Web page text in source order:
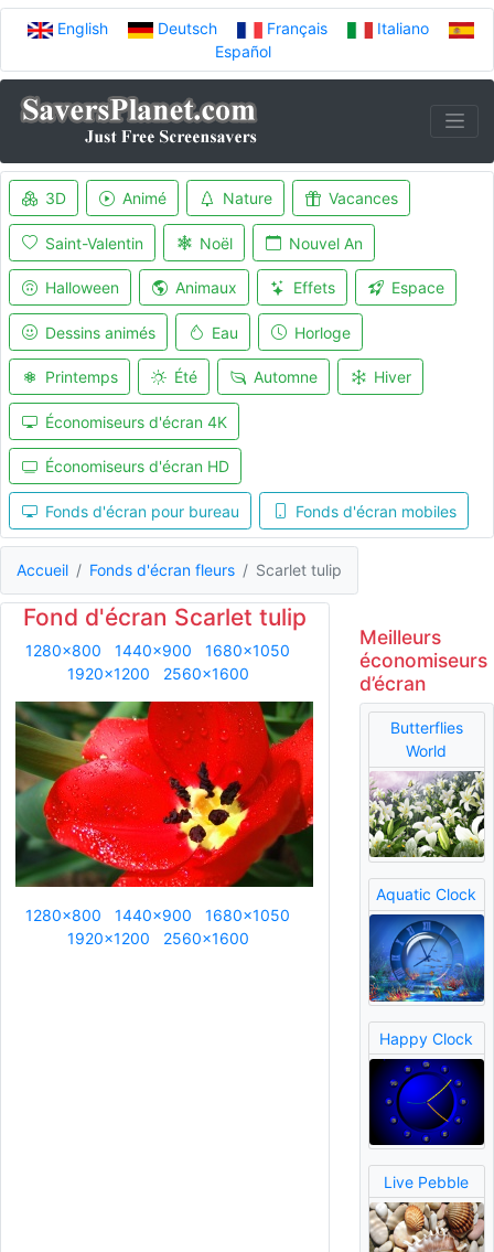
English Deutsch Français
Italiano
Español
3D Animé Nature Vacances
Saint-Valentin Noël Nouvel An
Halloween Animaux Effets Espace
Dessins animés Eau Horloge
Printemps Été Automne Hiver
Économiseurs d'écran 4K
Économiseurs d'écran HD
Fonds d'écran pour bureau Fonds d'écran mobiles
Accueil Fonds d'écran fleurs Scarlet tulip
Fond d'écran Scarlet tulip
1280x800 1440x900
1680x1050
1920x1200
2560x1600
1280x800 1440x900
1680x1050
1920x1200
2560x1600
Meilleurs
économiseurs
d’écran
Butterflies
World
Aquatic Clock
Happy Clock
Live Pebble